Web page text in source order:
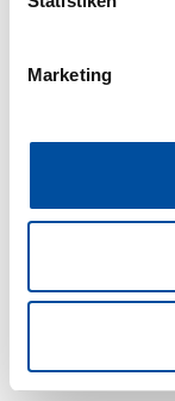
Erfahren Sie
verarbeitet
Wir verwenden
personalisieren,
zu können und
analysieren.
Verwendung
Partner führen
weiteren Daten
Marketing